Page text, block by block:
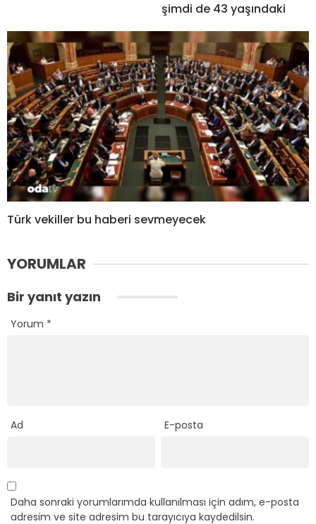
şimdi de 43 yaşındaki
Türk vekiller bu haberi sevmeyecek
YORUMLAR
Bir yanıt yazın
Yorum *
Ad E-posta
Daha sonraki yorumlarımda kullanılması için adım, e-posta
adresim ve site adresim bu tarayıcıya kaydedilsin.